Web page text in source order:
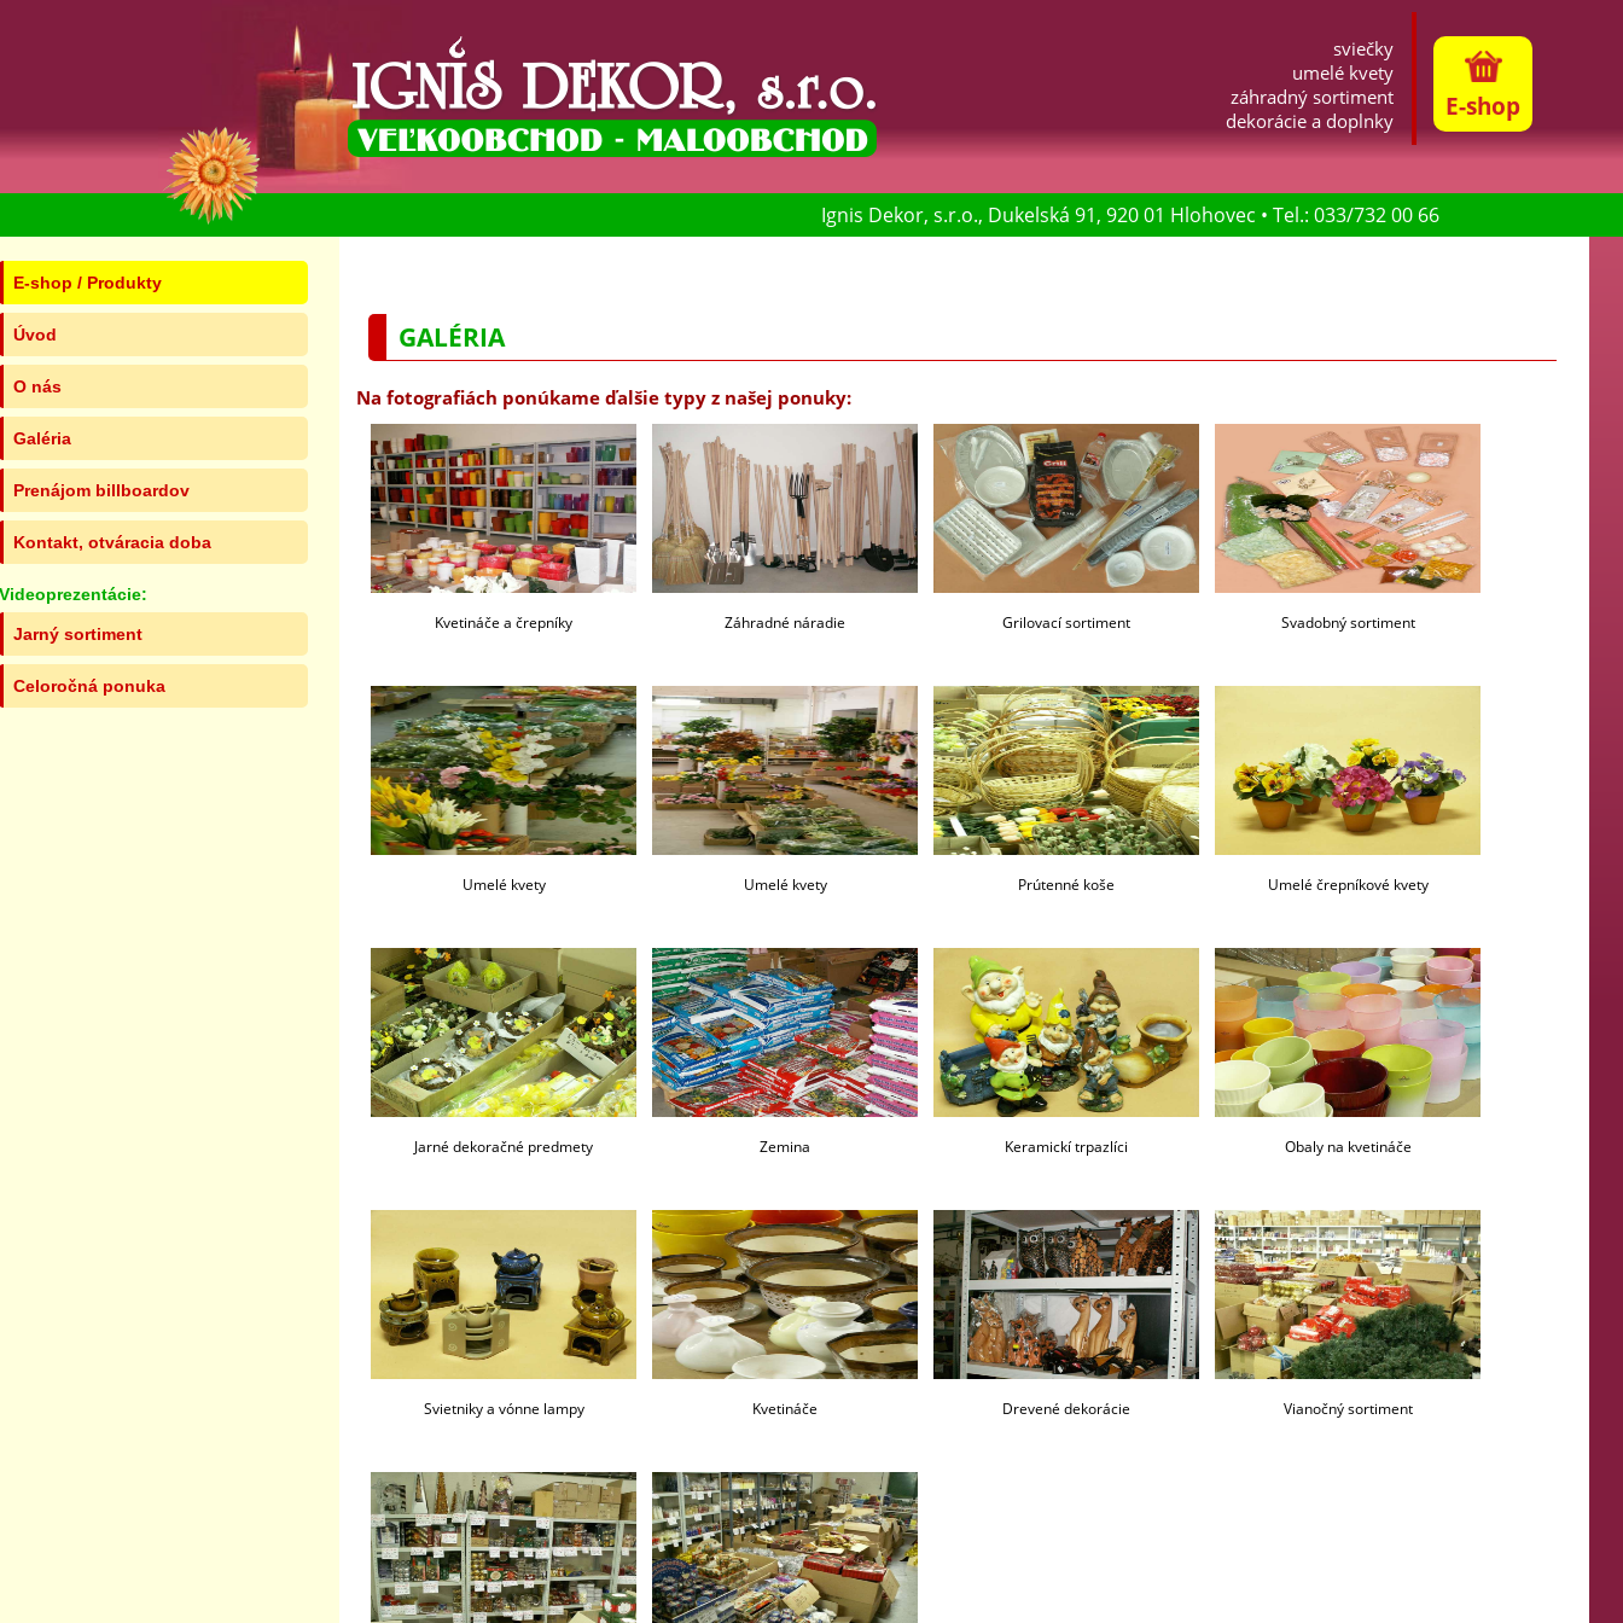
sviečky
umelé kvety
záhradný sortiment
dekorácie a doplnky
E-shop
Ignis Dekor, s.r.o., Dukelská 91, 920 01 Hlohovec • Tel.: 033/732 00 66
E-shop / Produkty
Úvod
O nás
Galéria
Prenájom billboardov
Kontakt, otváracia doba
Videoprezentácie:
Jarný sortiment
Celoročná ponuka
GALÉRIA
Na fotografiách ponúkame ďalšie typy z našej ponuky:
Kvetináče a črepníky Záhradné náradie Grilovací sortiment Svadobný sortiment
Umelé kvety Umelé kvety Prútenné koše Umelé črepníkové kvety
Jarné dekoračné predmety Zemina Keramickí trpazlíci Obaly na kvetináče
Svietniky a vónne lampy Kvetináče Drevené dekorácie Vianočný sortiment